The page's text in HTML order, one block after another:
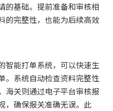
的基础。提前准备和审核相
的完整性，也能为后续高效
智能打单系统，可以快速生
。系统自动检查资料完整性
海关则通过电子平台审核报
，确保报关准确无误。此